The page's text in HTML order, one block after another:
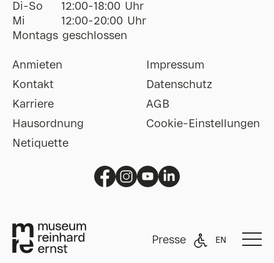
Presse EN
Di-So
12:00-18:00 Uhr
Mi
12:00-20:00 Uhr
Montags geschlossen
Anmieten
Kontakt
Karriere
Hausordnung
Netiquette
Impressum
Datenschutz
AGB
Cookie-Einstellungen